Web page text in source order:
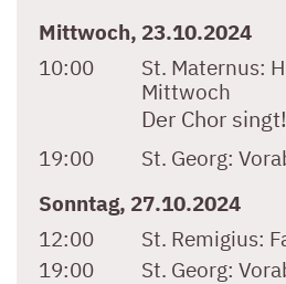
Mittwoch, 23.10.2024
10:00
St. Maternus:
Mittwoch
Der Chor singt!
19:00 St. Georg:
Sonntag, 27.10.2024
12:00
St. Remigius:
19:00
St. Georg: